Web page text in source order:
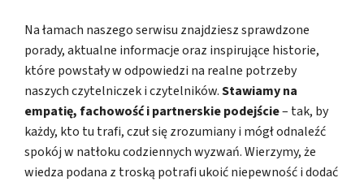
Na łamach naszego serwisu znajdziesz sprawdzone
porady, aktualne informacje oraz inspirujące historie,
które powstały w odpowiedzi na realne potrzeby
naszych czytelniczek i czytelników.Stawiamy na
empatię, fachowość i partnerskie podejście– tak, by
każdy, kto tu trafi, czuł się zrozumiany i mógł odnaleźć
spokój w natłoku codziennych wyzwań. Wierzymy, że
wiedza podana z troską potrafi ukoić niepewność i dodać